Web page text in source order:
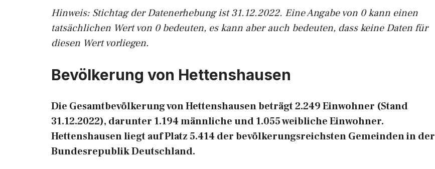
Hinweis: Stichtag der Datenerhebung ist 31.12.2022. Eine Angabe von 0 kann einen
tatsächlichen Wert von 0 bedeuten, es kann aber auch bedeuten, dass keine Daten für
diesen Wert vorliegen.
Bevölkerung von Hettenshausen
Die Gesamtbevölkerung von Hettenshausen beträgt 2.249 Einwohner (Stand
31.12.2022), darunter 1.194 männliche und 1.055 weibliche Einwohner.
Hettenshausen liegt auf Platz 5.414 der bevölkerungsreichsten Gemeinden in der
Bundesrepublik Deutschland.